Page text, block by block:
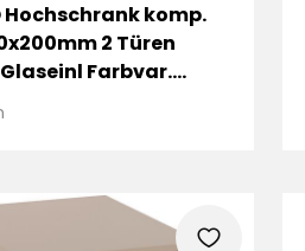
Hochschrank komp.
2 Türen
Farbvar.
heart